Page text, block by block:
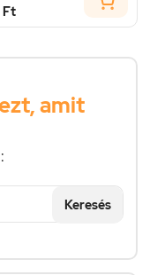
Ft
amit
Keresés